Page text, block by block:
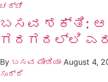
ಚರ್ಚೆ
ಬಸವ ಶಕ್ತಿ:
ಗದಗದಲ್ಲಿ
By ಬಸವ ಮೀಡಿಯಾ August 4,
ಸುದ್ದಿ